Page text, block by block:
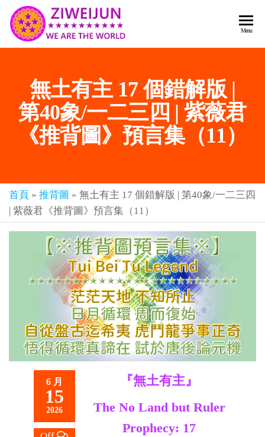
紫薇
《推
背
圖》
預
紫薇
君寰
宇傳
奇官
網
世
樂
章-
人
人
彌
賽
亞-
個
個
都
是
救
世
主
Menu
無土有主 17 個錯解版 |
第40象/一二三四 | 紫薇君
《推背圖》預言集（11）
首頁 » 推背圖 » 無土有主 17 個錯解版 | 第40象/一二三四
| 紫薇君《推背圖》預言集（11）
6 月
15
2026
『無土有主』
The No Land but Ruler
Prophecy: 17